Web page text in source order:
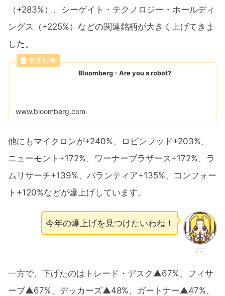
（+283%）、シーゲイト・テクノロジー・ホールディ
ングス（+225%）などの関連銘柄が大きく上げてきま
した。
Bloomberg - Are you a robot?
www.bloomberg.com
他にもマイクロンが+240%、ロビンフッド+203%、
ニューモント+172%、ワーナーブラザース+172%、ラ
ムリサーチ+139%、パランティア+135%、コンフォー
ト+120%などが爆上げしています。
ここ
今年の爆上げを見つけたいわね！
一方で、下げたのはトレード・デスク▲67%、フィサ
ーブ▲67%、デッカーズ▲48%、ガートナー▲47%、